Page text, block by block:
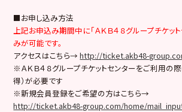
■お申し込み方法
上記お申込み期間中に「ＡＫＢ４８グループチケッ
みが可能です。
アクセスはこちら→http://ticket.akb48-
※ＡＫＢ４８グループチケットセンターをご利用の際
得）が必要です
※新規会員登録をご希望の方はこちら→
http://ticket.akb48-group.com/home/